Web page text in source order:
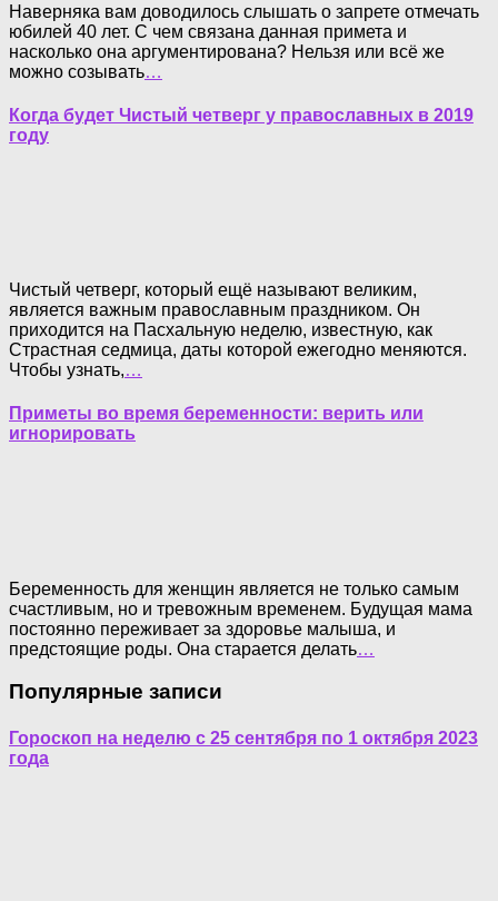
Наверняка вам доводилось слышать о запрете отмечать
юбилей 40 лет. С чем связана данная примета и
насколько она аргументирована? Нельзя или всё же
можно созывать…
Когда будет Чистый четверг у православных в 2019
году
Чистый четверг, который ещё называют великим,
является важным православным праздником. Он
приходится на Пасхальную неделю, известную, как
Страстная седмица, даты которой ежегодно меняются.
Чтобы узнать,…
Приметы во время беременности: верить или
игнорировать
Беременность для женщин является не только самым
счастливым, но и тревожным временем. Будущая мама
постоянно переживает за здоровье малыша, и
предстоящие роды. Она старается делать…
Популярные записи
Гороскоп на неделю с 25 сентября по 1 октября 2023
года